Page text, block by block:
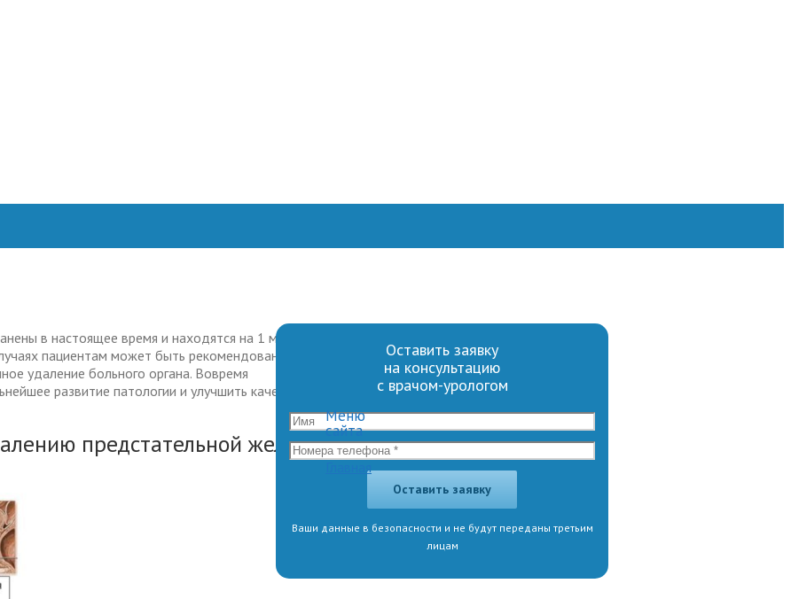
в настоящее время и находятся на 1 месте в
пациентам может быть рекомендована
удаление больного органа. Вовремя
развитие патологии и улучшить качество
предстательной железы
Оставить заявку
на консультацию
с врачом-урологом
Ваши данные в безопасности и не будут переданы третьим
лицам
Меню
сайта
Главная